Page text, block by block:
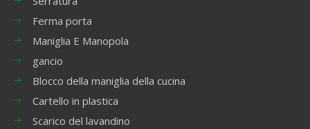
Ferma porta
Maniglia E Manopola
gancio
Blocco della maniglia della cucina
Cartello in plastica
Scarico del lavandino